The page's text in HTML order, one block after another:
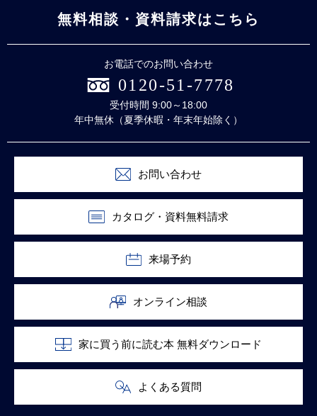
無料相談・資料請求はこちら
お電話でのお問い合わせ
0120-51-7778
受付時間 9:00～18:00
年中無休（夏季休暇・年末年始除く）
お問い合わせ
カタログ・資料無料請求
来場予約
オンライン相談
家に買う前に読む本 無料ダウンロード
よくある質問